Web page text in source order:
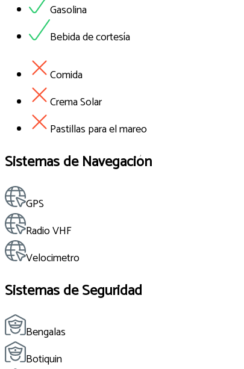
Gasolina
Bebida de cortesía
Comida
Crema Solar
Pastillas para el mareo
Sistemas de Navegación
GPS
Radio VHF
Velocimetro
Sistemas de Seguridad
Bengalas
Botiquin